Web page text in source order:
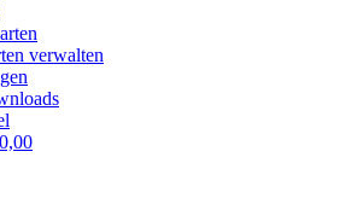
verwalten